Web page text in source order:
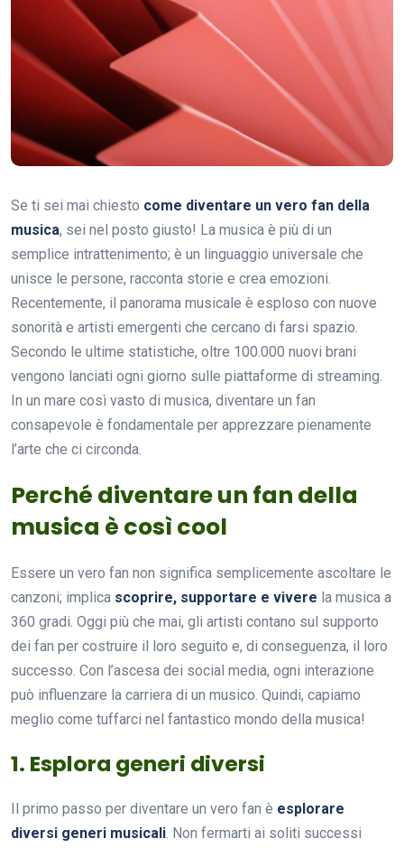
Se ti sei mai chiesto come diventare un vero fan della
musica, sei nel posto giusto! La musica è più di un
semplice intrattenimento; è un linguaggio universale che
unisce le persone, racconta storie e crea emozioni.
Recentemente, il panorama musicale è esploso con nuove
sonorità e artisti emergenti che cercano di farsi spazio.
Secondo le ultime statistiche, oltre 100.000 nuovi brani
vengono lanciati ogni giorno sulle piattaforme di streaming.
In un mare così vasto di musica, diventare un fan
consapevole è fondamentale per apprezzare pienamente
l’arte che ci circonda.
Perché diventare un fan della
musica è così cool
Essere un vero fan non significa semplicemente ascoltare le
canzoni; implica scoprire, supportare e vivere la musica a
360 gradi. Oggi più che mai, gli artisti contano sul supporto
dei fan per costruire il loro seguito e, di conseguenza, il loro
successo. Con l’ascesa dei social media, ogni interazione
può influenzare la carriera di un musico. Quindi, capiamo
meglio come tuffarci nel fantastico mondo della musica!
1. Esplora generi diversi
Il primo passo per diventare un vero fan è esplorare
diversi generi musicali. Non fermarti ai soliti successi